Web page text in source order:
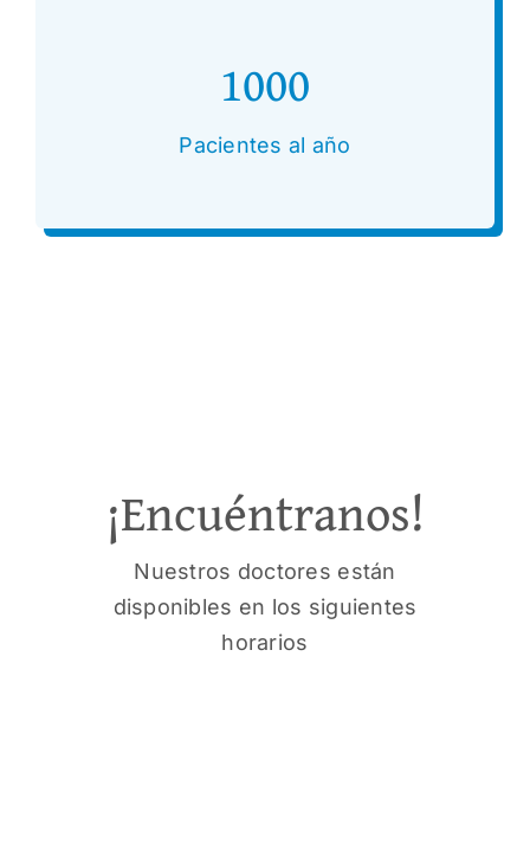
1000
Pacientes al año
¡Encuéntranos!
Nuestros doctores están
disponibles en los siguientes
horarios